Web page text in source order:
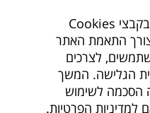
האתר עושה שימוש בקבצי Cookies
התאמת האתר
לצרכים
הגלישה. המשך
הסכמה לשימוש
למדיניות הפרטיות.